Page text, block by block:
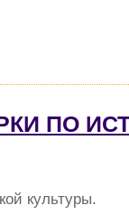
ПО
культуры.